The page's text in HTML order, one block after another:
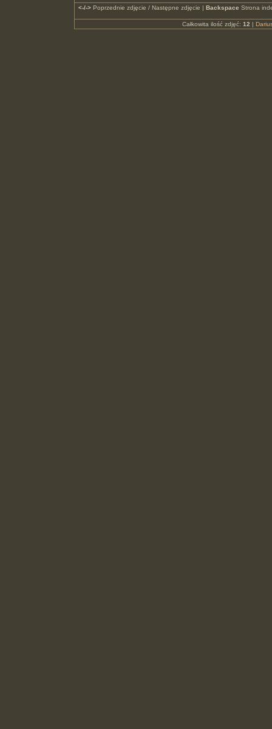
<-/->Poprzednie zdjęcie / Następne zdjęcie | Backspace Strona
Całkowita ilość zdjęć: 12 |